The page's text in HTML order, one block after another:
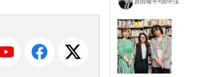
原田曜平×田中渓